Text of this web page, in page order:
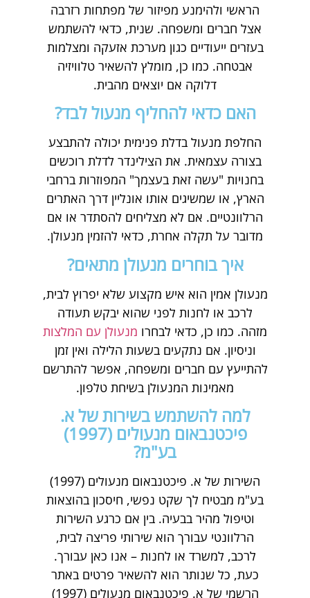
הראשי ולהימנע מפיזור של מפתחות רזרבה
אצל חברים ומשפחה. שנית, כדאי להשתמש
בעזרים ייעודיים כגון מערכת אזעקה ומצלמות
אבטחה. כמו כן, מומלץ להשאיר טלוויזיה
דלוקה אם יוצאים מהבית.
האם כדאי להחליף מנעול לבד?
החלפת מנעול בדלת פנימית יכולה להתבצע
בצורה עצמאית. את הצילינדר לדלת רוכשים
בחנויות "עשה זאת בעצמך" המפוזרות ברחבי
הארץ, או שמשיגים אותו אונליין דרך האתרים
הרלוונטיים. אם לא מצליחים להסתדר או אם
מדובר על תקלה אחרת, כדאי להזמין מנעולן.
איך בוחרים מנעולן מתאים?
מנעולן אמין הוא איש מקצוע שלא יפרוץ לבית,
לרכב או לחנות לפני שהוא יבקש תעודה
מזהה. כמו כן, כדאי לבחרו מנעולן עם המלצות
וניסיון. אם נתקעים בשעות הלילה ואין זמן
להתייעץ עם חברים ומשפחה, אפשר להתרשם
מאמינות המנעולן בשיחת טלפון.
למה להשתמש בשירות של א.
פיכטנבאום מנעולים (1997)
בע"מ?
השירות של א. פיכטנבאום מנעולים (1997)
בע"מ מבטיח לך שקט נפשי, חיסכון בהוצאות
וטיפול מהיר בבעיה. בין אם כרגע השירות
הרלוונטי עבורך הוא שירותי פריצה לבית,
לרכב, למשרד או לחנות – אנו כאן עבורך.
כעת, כל שנותר הוא להשאיר פרטים באתר
הרשמי של א. פיכטנבאום מנעולים (1997)